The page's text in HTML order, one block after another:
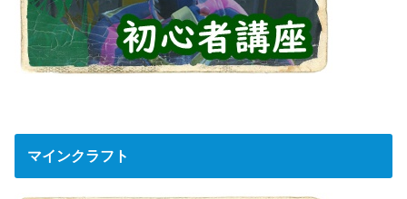
マインクラフト